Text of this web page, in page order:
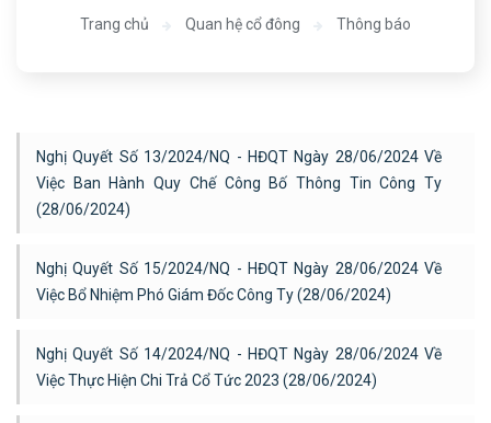
Trang chủ Quan hệ cổ đông Thông báo
Nghị Quyết Số 13/2024/NQ - HĐQT Ngày 28/06/2024 Về
Việc Ban Hành Quy Chế Công Bố Thông Tin Công Ty
(28/06/2024)
Nghị Quyết Số 15/2024/NQ - HĐQT Ngày 28/06/2024 Về
Việc Bổ Nhiệm Phó Giám Đốc Công Ty (28/06/2024)
Nghị Quyết Số 14/2024/NQ - HĐQT Ngày 28/06/2024 Về
Việc Thực Hiện Chi Trả Cổ Tức 2023 (28/06/2024)